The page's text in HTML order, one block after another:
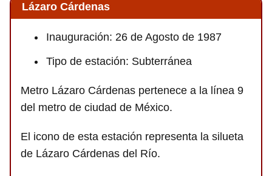
Lázaro Cárdenas
Inauguración: 26 de Agosto de 1987
Tipo de estación: Subterránea
Metro Lázaro Cárdenas pertenece a la línea 9
del metro de ciudad de México.
El icono de esta estación representa la silueta
de Lázaro Cárdenas del Río.